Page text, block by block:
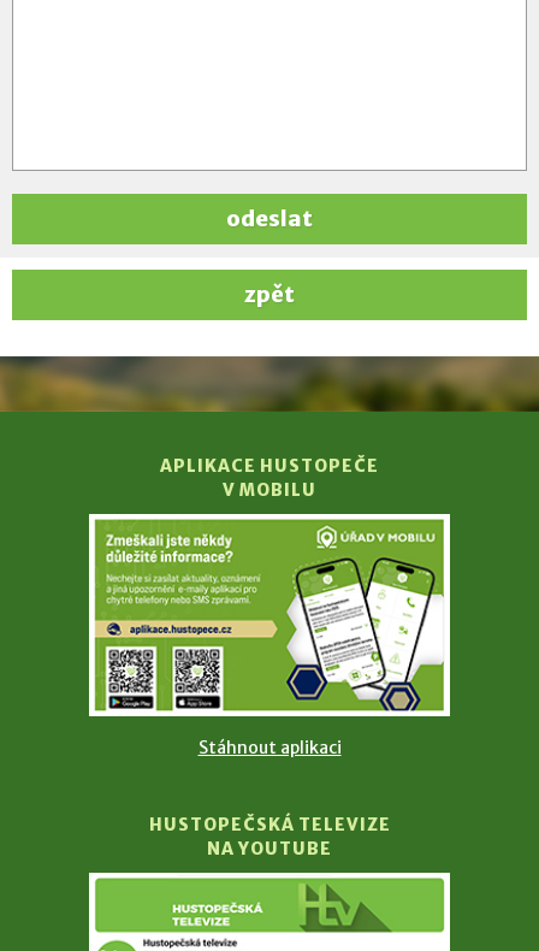
odeslat
zpět
APLIKACE HUSTOPEČE
V MOBILU
Stáhnout aplikaci
HUSTOPEČSKÁ TELEVIZE
NA YOUTUBE